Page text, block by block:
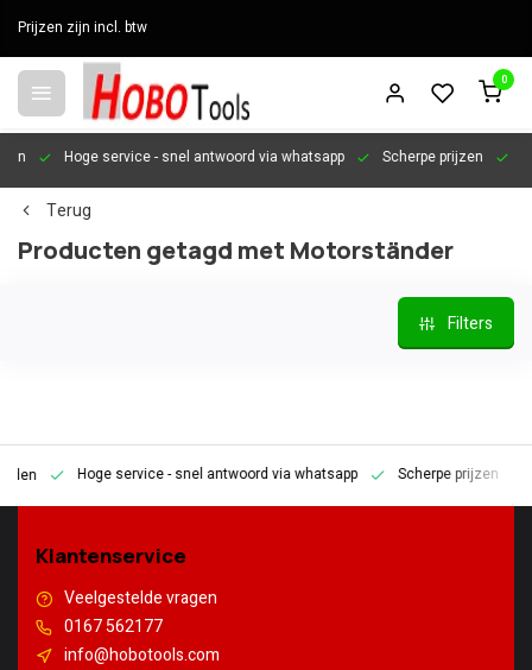
Prijzen zijn incl. btw
0
Hoge service- snel antwoord via whatsapp Scherpe prijzen
Terug
Producten getagd met Motorständer
Filters
Hoge service- snel antwoord via whatsapp Scherpe prijzen
Klantenservice
Veelgestelde vragen
0167 562177
info@hobotools.com